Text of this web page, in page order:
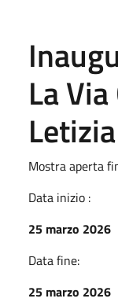
La
Mostra aperta
Data inizio :
25 marzo 2026
Data fine:
25 marzo 2026